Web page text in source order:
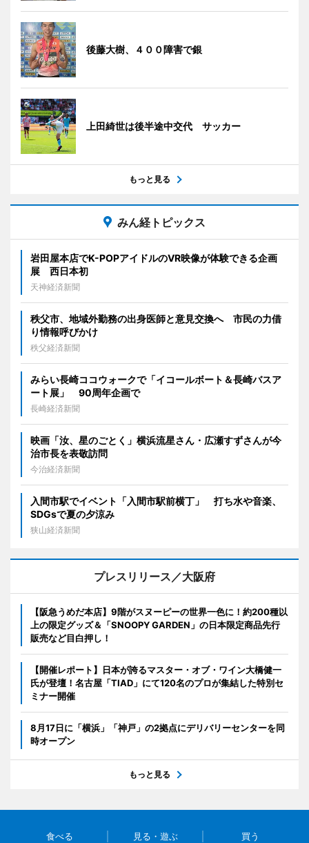
後藤大樹、４００障害で銀
上田綺世は後半途中交代 サッカー
もっと見る
みん経トピックス
岩田屋本店でK-POPアイドルのVR映像が体験できる企画
展 西日本初
天神経済新聞
秩父市、地域外勤務の出身医師と意見交換へ 市民の力借
り情報呼びかけ
秩父経済新聞
みらい長崎ココウォークで「イコールボート＆長崎バスア
ート展」 90周年企画で
長崎経済新聞
映画「汝、星のごとく」横浜流星さん・広瀬すずさんが今
治市長を表敬訪問
今治経済新聞
入間市駅でイベント「入間市駅前横丁」 打ち水や音楽、
SDGsで夏の夕涼み
狭山経済新聞
プレスリリース／大阪府
【阪急うめだ本店】9階がスヌーピーの世界一色に！約200種以
上の限定グッズ＆「SNOOPY GARDEN」の日本限定商品先行
販売など目白押し！
【開催レポート】日本が誇るマスター・オブ・ワイン大橋健一
氏が登壇！名古屋「TIAD」にて120名のプロが集結した特別セ
ミナー開催
8月17日に「横浜」「神戸」の2拠点にデリバリーセンターを同
時オープン
もっと見る
食べる 見る・遊ぶ 買う